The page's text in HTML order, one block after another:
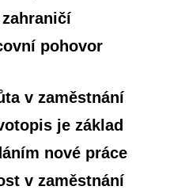
pohovor
v zaměstnání
je základ
nové práce
v zaměstnání